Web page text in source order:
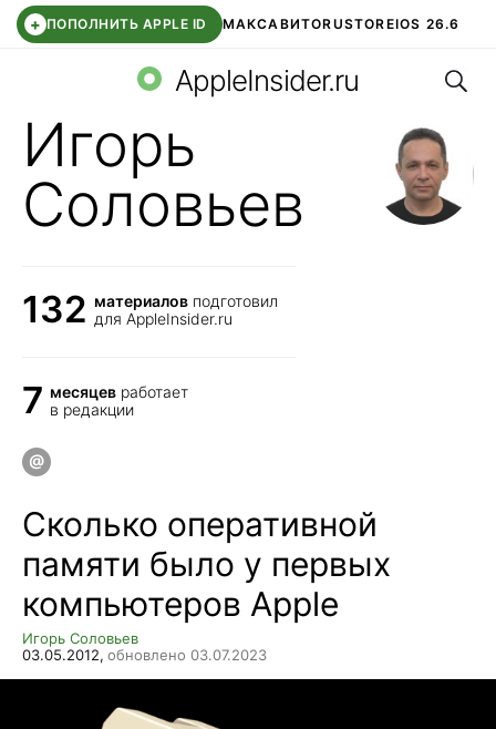
+ ПОПОЛНИТЬ APPLE ID МАКСАВИТОRUSTOREIOS 26.6
СБЕР КИДС ВТБ ОНЛАЙН ЧАТ В ROBLOX
AppleInsider.ru
Игорь
Соловьев
132 материалов подготовил
для AppleInsider.ru
7 месяцев работает
в редакции
Сколько оперативной
памяти было у первых
компьютеров Apple
Игорь Соловьев
03.05.2012, обновлено 03.07.2023